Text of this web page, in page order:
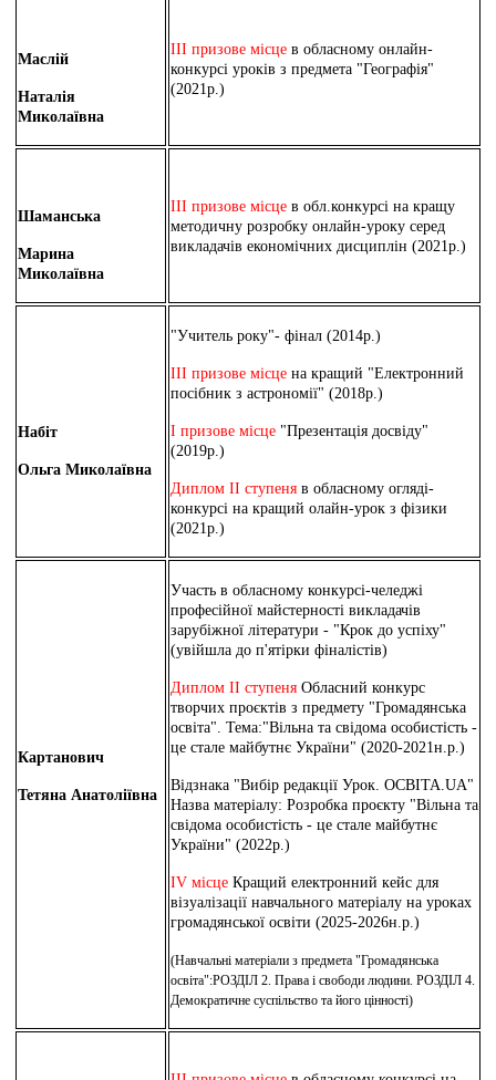
Маслій
Наталія
Миколаївна
ІІІ призове місце в обласному онлайн-
конкурсі уроків з предмета "Географія"
(2021р.)
Шаманська
Марина
Миколаївна
ІІІ призове місце в обл.конкурсі на кращу
методичну розробку онлайн-уроку серед
викладачів економічних дисциплін (2021р.)
Набіт
Ольга Миколаївна
"Учитель року"- фінал (2014р.)
ІІІ призове місце на кращий "Електронний
посібник з астрономії" (2018р.)
І призове місце "Презентація досвіду"
(2019р.)
Диплом ІІ ступеня в обласному огляді-
конкурсі на кращий олайн-урок з фізики
(2021р.)
Картанович
Тетяна Анатоліївна
Участь в обласному конкурсі-челеджі
професійної майстерності викладачів
зарубіжної літератури - "Крок до успіху"
(увійшла до п'ятірки фіналістів)
Диплом ІІ ступеня Обласний конкурс
творчих проєктів з предмету "Громадянська
освіта". Тема:"Вільна та свідома особистість -
це стале майбутнє України" (2020-2021н.р.)
Відзнака "Вибір редакції Урок. ОСВІТА.UA"
Назва матеріалу: Розробка проєкту "Вільна та
свідома особистість - це стале майбутнє
України" (2022р.)
IV місце Кращий електронний кейс для
візуалізації навчального матеріалу на уроках
громадянської освіти (2025-2026н.р.)
(Навчальні матеріали з предмета "Громадянська
освіта":РОЗДІЛ 2. Права і свободи людини. РОЗДІЛ 4.
Демократичне суспільство та його цінності)